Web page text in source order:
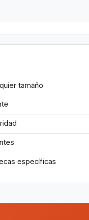
tamaño
específicas